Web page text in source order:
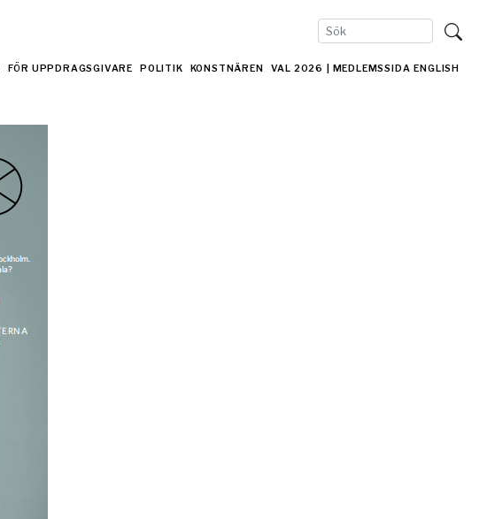
FÖR UPPDRAGSGIVARE POLITIK KONSTNÄREN VAL 2026 | MEDLEMSSIDA ENGLISH